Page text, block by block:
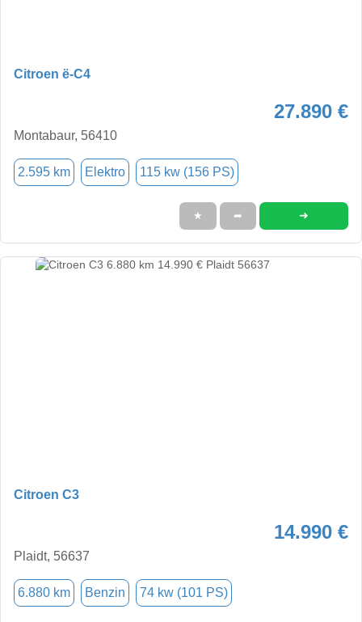
Citroen ë-C4
27.890 €
Montabaur, 56410
2.595 km Elektro 115 kw (156 PS)
★ ➦ ➜
Citroen C3
14.990 €
Plaidt, 56637
6.880 km Benzin 74 kw (101 PS)